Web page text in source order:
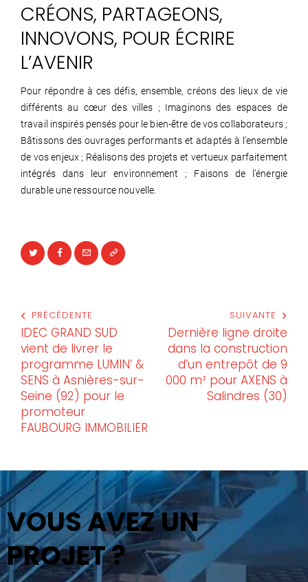
CRÉONS, PARTAGEONS,
INNOVONS, POUR ÉCRIRE
L’AVENIR
Pour répondre à ces défis, ensemble, créons des lieux de vie
différents au cœur des villes ; Imaginons des espaces de
travail inspirés pensés pour le bien-être de vos collaborateurs ;
Bâtissons des ouvrages performants et adaptés à l’ensemble
de vos enjeux ; Réalisons des projets et vertueux parfaitement
intégrés dans leur environnement ; Faisons de l’énergie
durable une ressource nouvelle.
PRÉCÉDENTE
IDEC GRAND SUD
vient de livrer le
programme LUMIN’ &
SENS à Asnières-sur-
Seine (92) pour le
promoteur
FAUBOURG IMMOBILIER
SUIVANTE
Dernière ligne droite
dans la construction
d’un entrepôt de 9
000 m² pour AXENS à
Salindres (30)
VOUS AVEZ UN
PROJET ?